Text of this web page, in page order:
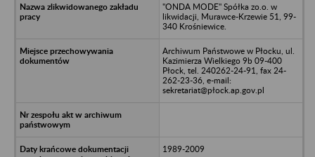
"ONDA MODE" Spółka zo.o. w
likwidacji, Murawce-Krzewie 51, 99-
340 Krośniewice.
Archiwum Państwowe w Płocku, ul.
Kazimierza Wielkiego 9b 09-400
Płock, tel. 240262-24-91, fax 24-
262-23-36, e-mail:
sekretariat@płock.ap.gov.pl
1989-2009